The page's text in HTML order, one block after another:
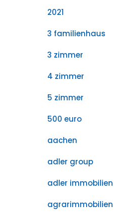
2021
3 familienhaus
3 zimmer
4 zimmer
5 zimmer
500 euro
aachen
adler group
adler immobilien
agrarimmobilien